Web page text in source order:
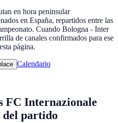
en hora peninsular
en España, repartidos entre las
Cuando Bologna - Inter
de canales confirmados para ese
página.
Calendario
FC Internazionale
del partido